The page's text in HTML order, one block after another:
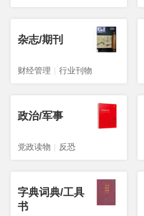
杂志/期刊
财经管理 | 行业刊物
政治/军事
党政读物 | 反恐
字典词典/工具
书